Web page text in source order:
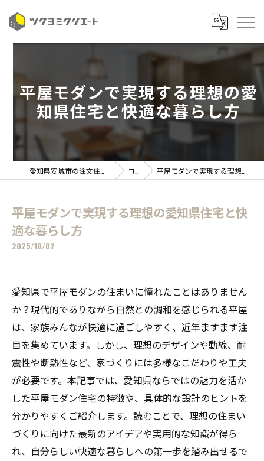
平屋モダンで実現する理想の愛
知県住宅と快適な暮らし方
コラム 平屋モダンで実現する理想の愛知県住宅と快適な暮らし方
平屋モダンで実現する理想の愛知県住宅と快
適な暮らし方
2025/10/02
愛知県で平屋モダンの住まいに憧れたことはありません
か？現代的でありながら自然との調和を感じられる平屋
は、家族みんなが快適に過ごしやすく、近年ますます注
目を集めています。しかし、理想のデザインや動線、耐
震性や断熱性など、家づくりには多様なこだわりや工夫
が必要です。本記事では、愛知県ならではの魅力を活か
した平屋モダン住宅の特徴や、具体的な設計のヒントを
分かりやすくご紹介します。読むことで、理想の住まい
づくりに向けた最新のアイデアや実用的な知識が得ら
れ、自分らしい快適な暮らしへの第一歩を踏み出せるで